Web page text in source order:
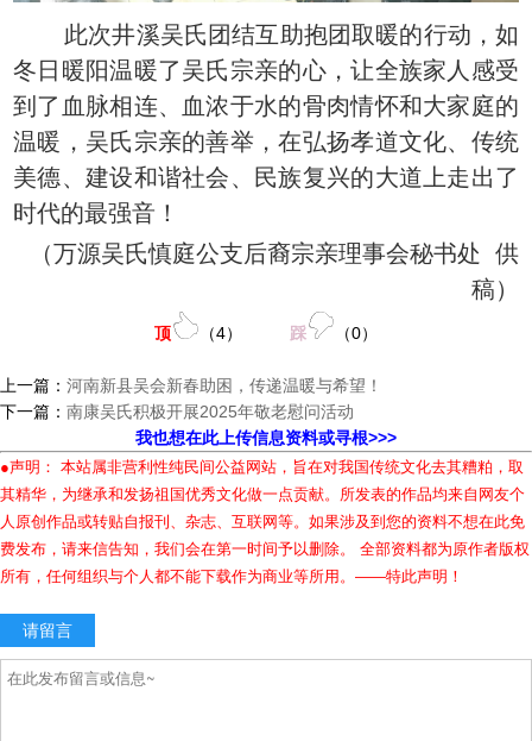
此次井溪吴氏团结互助抱团取暖的行动，如
冬日暖阳温暖了吴氏宗亲的心，让全族家人感受
到了血脉相连、血浓于水的骨肉情怀和大家庭的
温暖，吴氏宗亲的善举，在弘扬孝道文化、传统
美德、建设和谐社会、民族复兴的大道上走出了
时代的最强音！
（万源吴氏慎庭公支后裔宗亲理事会秘书处 供
稿）
顶 （4） 踩 （0）
上一篇： 河南新县吴会新春助困，传递温暖与希望！
下一篇： 南康吴氏积极开展2025年敬老慰问活动
我也想在此上传信息资料或寻根>>>
●声明： 本站属非营利性纯民间公益网站，旨在对我国传统文化去其糟粕，取
其精华，为继承和发扬祖国优秀文化做一点贡献。所发表的作品均来自网友个
人原创作品或转贴自报刊、杂志、互联网等。如果涉及到您的资料不想在此免
费发布，请来信告知，我们会在第一时间予以删除。 全部资料都为原作者版权
所有，任何组织与个人都不能下载作为商业等所用。——特此声明！
请留言